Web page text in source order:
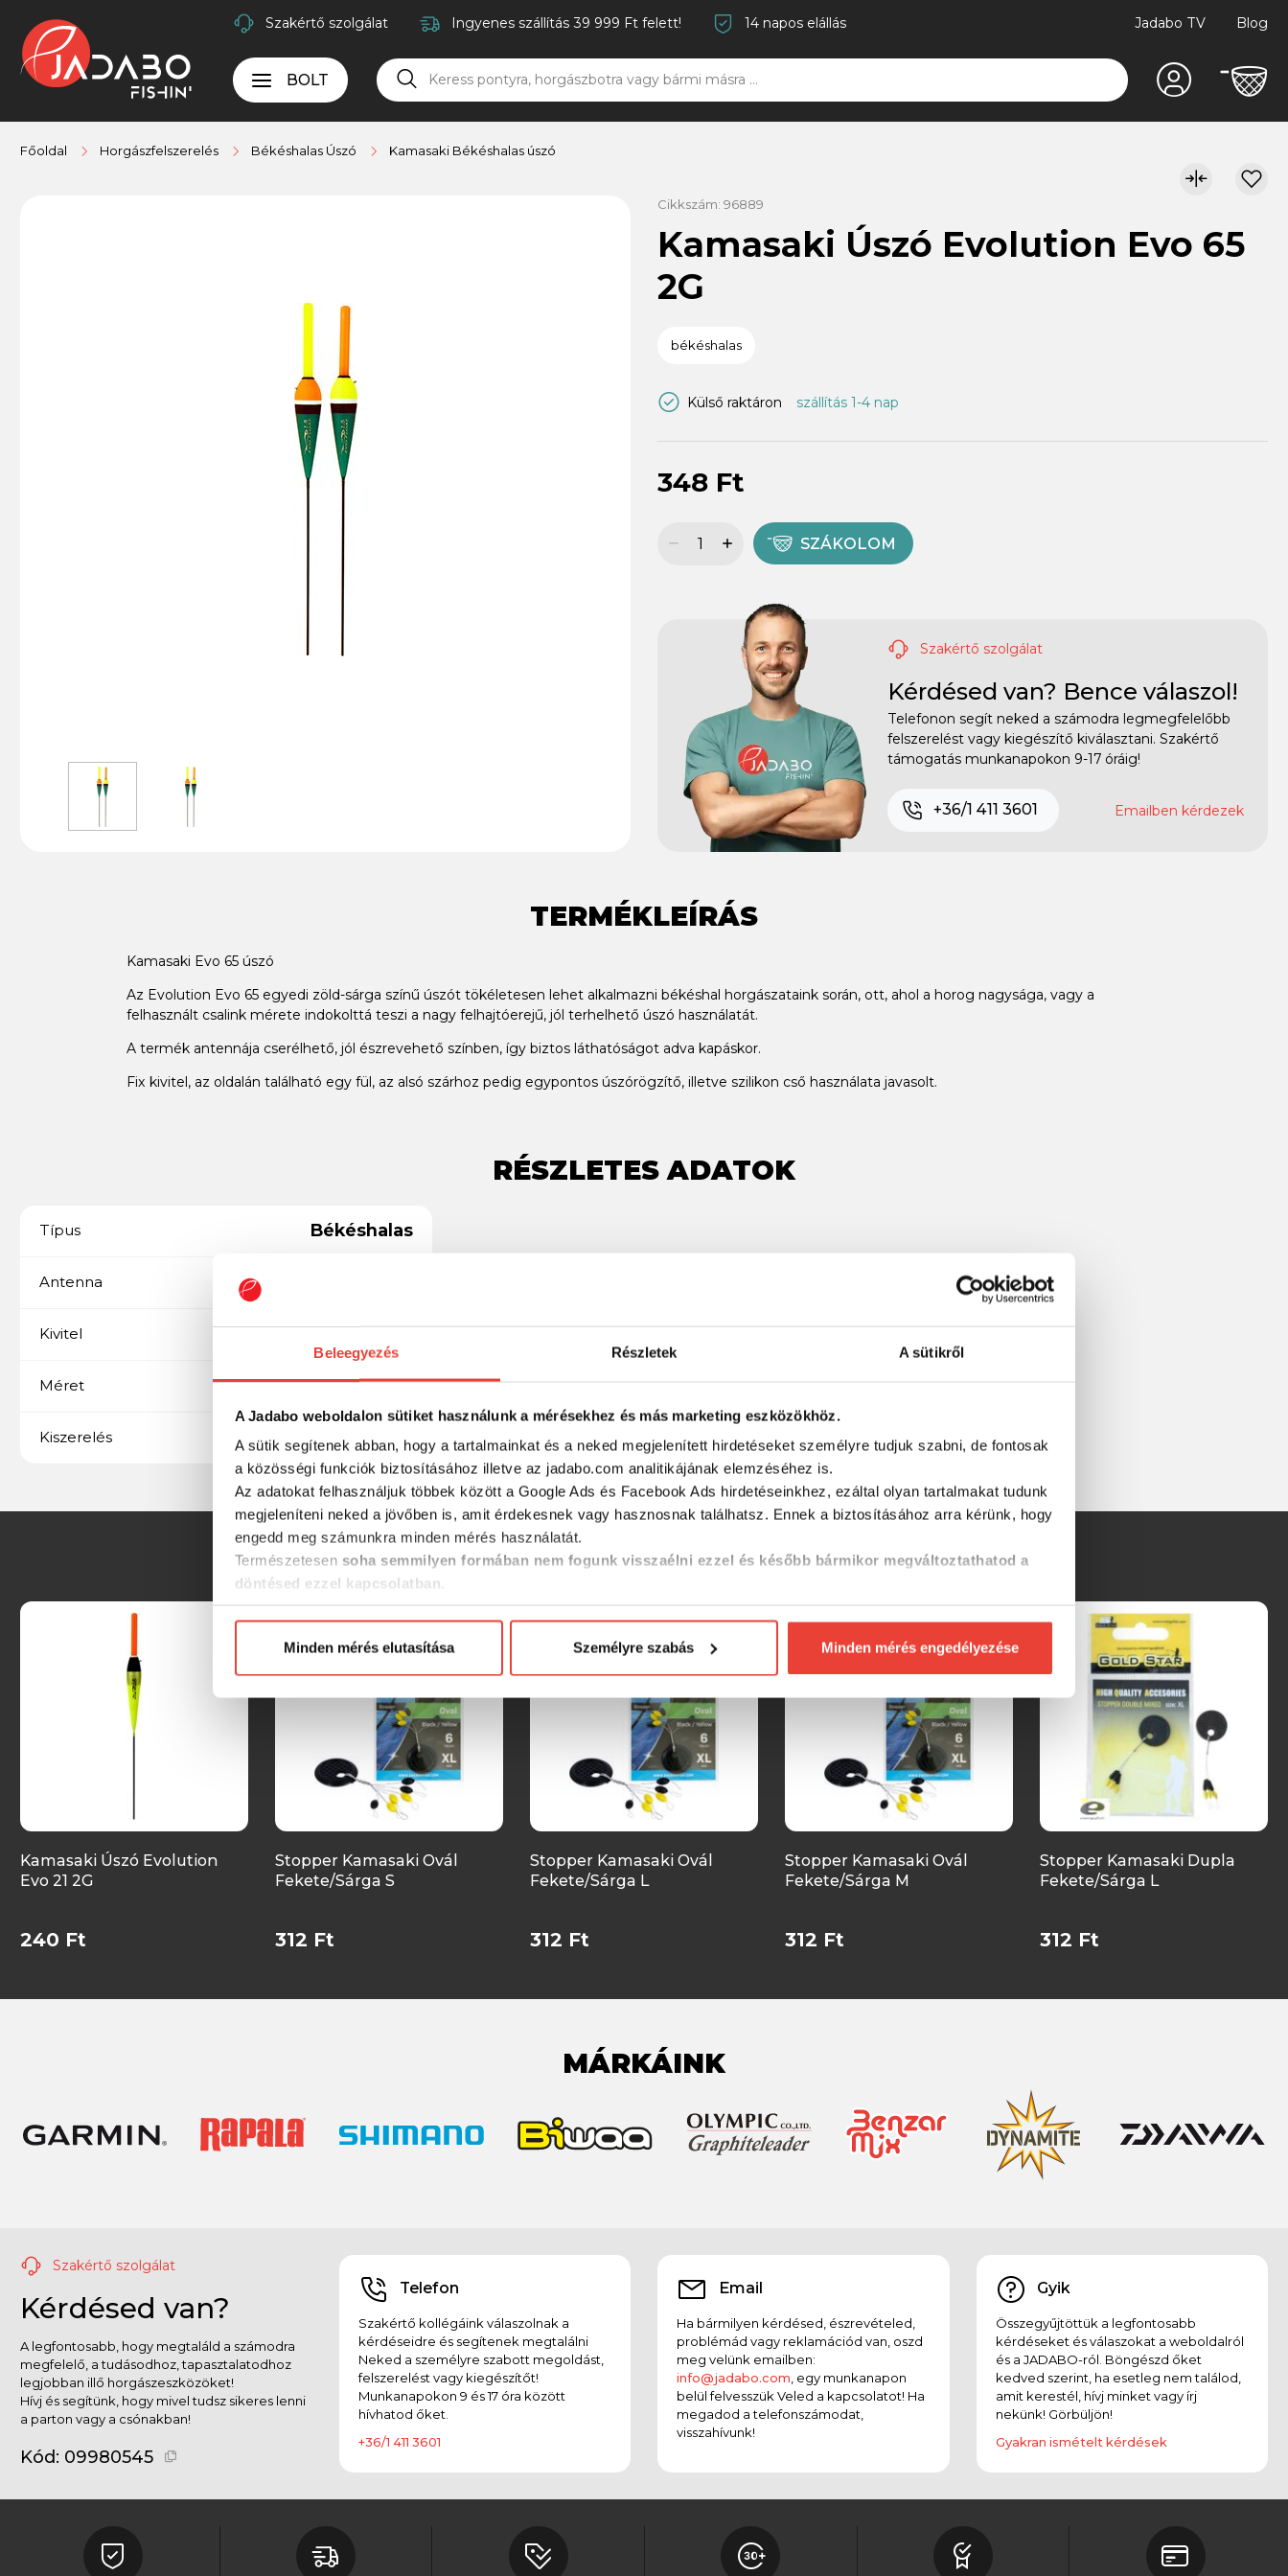
Beleegyezés Részletek A sütikről
A Jadabo weboldalon sütiket használunk a mérésekhez és más marketing eszközökhöz.
A sütik segítenek abban, hogy a tartalmainkat és a neked megjelenített hirdetéseket személyre tudjuk szabni, de fontosak
a közösségi funkciók biztosításához illetve az jadabo.com analitikájának elemzéséhez is.
Az adatokat felhasználjuk többek között a Google Ads és Facebook Ads hirdetéseinkhez, ezáltal olyan tartalmakat tudunk
megjeleníteni neked a jövőben is, amit érdekesnek vagy hasznosnak találhatsz. Ennek a biztosításához arra kérünk, hogy
engedd meg számunkra minden mérés használatát.
Természetesen soha semmilyen formában nem fogunk visszaélni ezzel és később bármikor megváltoztathatod a
döntésed ezzel kapcsolatban.
Előre is köszönjük!
Minden mérés elutasítása Személyre szabás Minden mérés engedélyezése
Szakértő szolgálat Ingyenes szállítás 39 999 Ft felett! 14 napos elállás Jadabo TV Blog
BOLT
Főoldal Horgászfelszerelés Békéshalas Úszó Kamasaki Békéshalas úszó
Cikkszám: 96889
Kamasaki Úszó Evolution Evo 65
2G
békéshalas
Külső raktáron szállítás 1-4 nap
348 Ft
SZÁKOLOM
Szakértő szolgálat
Kérdésed van? Bence válaszol!
Telefonon segít neked a számodra legmegfelelőbb
felszerelést vagy kiegészítő kiválasztani. Szakértő
támogatás munkanapokon 9-17 óráig!
+36/1 411 3601 Emailben kérdezek
TERMÉKLEÍRÁS
Kamasaki Evo 65 úszó
Az Evolution Evo 65 egyedi zöld-sárga színű úszót tökéletesen lehet alkalmazni békéshal horgászataink során, ott, ahol a horog nagysága, vagy a
felhasznált csalink mérete indokolttá teszi a nagy felhajtóerejű, jól terhelhető úszó használatát.
A termék antennája cserélhető, jól észrevehető színben, így biztos láthatóságot adva kapáskor.
Fix kivitel, az oldalán található egy fül, az alsó szárhoz pedig egypontos úszórögzítő, illetve szilikon cső használata javasolt.
RÉSZLETES ADATOK
Típus Békéshalas
Antenna
Kivitel Fix
Méret 2 g
Kiszerelés 1 db/csomag
SZINTÉN KIVÁLÓAK
Kamasaki Úszó Evolution
Evo 21 2G
240 Ft
Stopper Kamasaki Ovál
Fekete/Sárga S
312 Ft
Stopper Kamasaki Ovál
Fekete/Sárga L
312 Ft
Stopper Kamasaki Ovál
Fekete/Sárga M
312 Ft
Stopper Kamasaki Dupla
Fekete/Sárga L
312 Ft
MÁRKÁINK
Szakértő szolgálat
Kérdésed van?
A legfontosabb, hogy megtaláld a számodra
megfelelő, a tudásodhoz, tapasztalatodhoz
legjobban illő horgászeszközöket!
Hívj és segítünk, hogy mivel tudsz sikeres lenni
a parton vagy a csónakban!
Kód: 09980545
Telefon
Szakértő kollégáink válaszolnak a
kérdéseidre és segítenek megtalálni
Neked a személyre szabott megoldást,
felszerelést vagy kiegészítőt!
Munkanapokon 9 és 17 óra között
hívhatod őket.
+36/1 411 3601
Email
Ha bármilyen kérdésed, észrevételed,
problémád vagy reklamációd van, oszd
meg velünk emailben:
info@jadabo.com , egy munkanapon
belül felvesszük Veled a kapcsolatot! Ha
megadod a telefonszámodat,
visszahívunk!
Gyik
Összegyűjtöttük a legfontosabb
kérdéseket és válaszokat a weboldalról
és a JADABO-ról. Böngészd őket
kedved szerint, ha esetleg nem találod,
amit kerestél, hívj minket vagy írj
nekünk! Görbüljön!
Gyakran ismételt kérdések